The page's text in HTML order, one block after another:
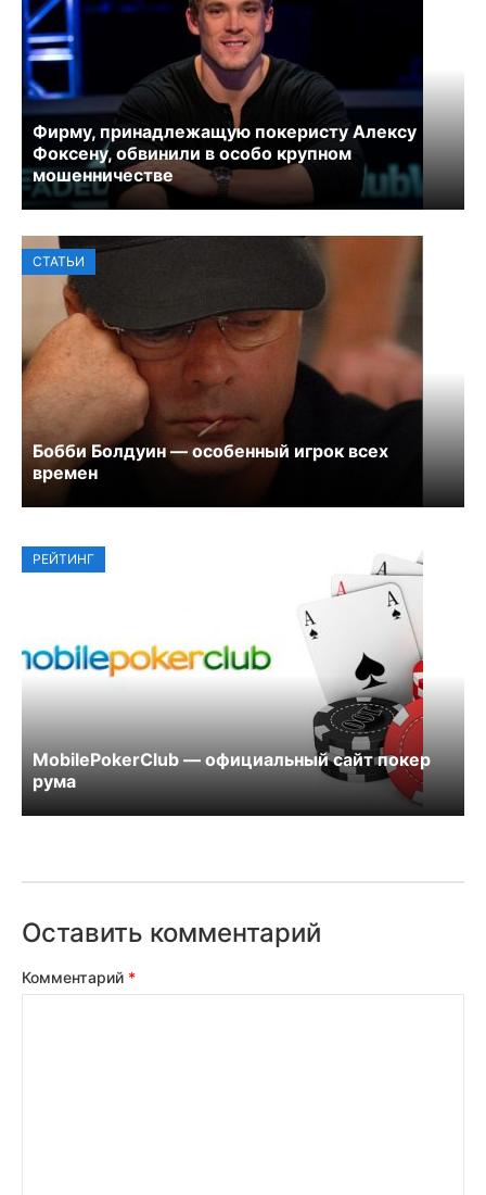
Фирму, принадлежащую покеристу Алексу
Фоксену, обвинили в особо крупном
мошенничестве
СТАТЬИ
Бобби Болдуин — особенный игрок всех
времен
РЕЙТИНГ
MobilePokerClub — официальный сайт покер
рума
Оставить комментарий
Комментарий *